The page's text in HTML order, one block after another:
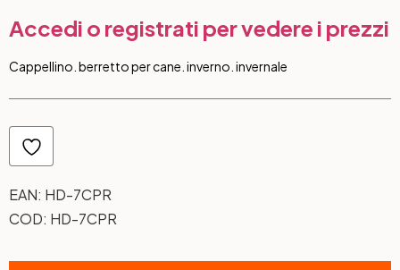
Accedi o registrati per vedere i prezzi
Cappellino. berretto per cane. inverno. invernale
EAN: HD-7CPR
COD: HD-7CPR